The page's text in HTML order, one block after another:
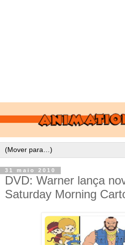
31 maio 2010
DVD: Warner lança
Saturday Morning